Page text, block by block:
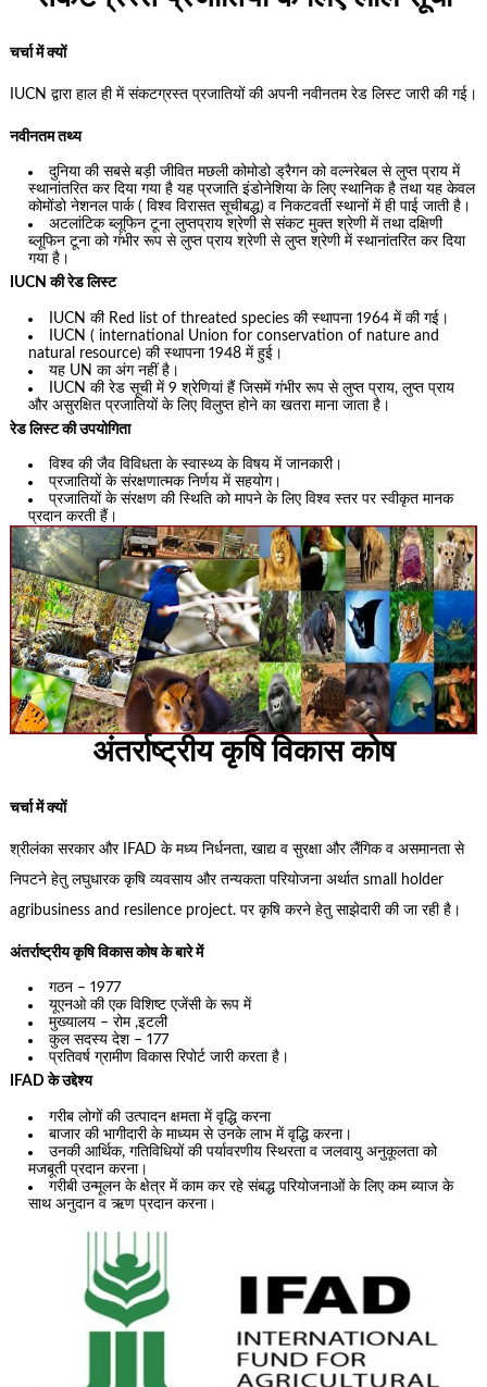
चर्चा में क्यों
IUCN द्वारा हाल ही में संकटग्रस्त प्रजातियों की अपनी नवीनतम रेड लिस्ट जारी की गई।
नवीनतम तथ्य
दुनिया की सबसे बड़ी जीवित मछली कोमोडो ड्रैगन को वल्नरेबल से लुप्त प्राय में
स्थानांतरित कर दिया गया है यह प्रजाति इंडोनेशिया के लिए स्थानिक है तथा यह केवल
कोमोंडो नेशनल पार्क ( विश्व विरासत सूचीबद्ध) व निकटवर्ती स्थानों में ही पाई जाती है।
अटलांटिक ब्लूफिन टूना लुप्तप्राय श्रेणी से संकट मुक्त श्रेणी में तथा दक्षिणी
ब्लूफिन टूना को गंभीर रूप से लुप्त प्राय श्रेणी से लुप्त श्रेणी में स्थानांतरित कर दिया
गया है।
IUCN की रेड लिस्ट
IUCN की Red list of threated species की स्थापना 1964 में की गई।
IUCN ( international Union for conservation of nature and
natural resource) की स्थापना 1948 में हुई।
यह UN का अंग नहीं है।
IUCN की रेड सूची में 9 श्रेणियां हैं जिसमें गंभीर रूप से लुप्त प्राय, लुप्त प्राय
और असुरक्षित प्रजातियों के लिए विलुप्त होने का खतरा माना जाता है।
रेड लिस्ट की उपयोगिता
विश्व की जैव विविधता के स्वास्थ्य के विषय में जानकारी।
प्रजातियों के संरक्षणात्मक निर्णय में सहयोग।
प्रजातियों के संरक्षण की स्थिति को मापने के लिए विश्व स्तर पर स्वीकृत मानक
प्रदान करती हैं।
अंतर्राष्ट्रीय कृषि विकास कोष
चर्चा में क्यों
श्रीलंका सरकार और IFAD के मध्य निर्धनता, खाद्य व सुरक्षा और लैंगिक व असमानता से
निपटने हेतु लघुधारक कृषि व्यवसाय और तन्यकता परियोजना अर्थात small holder
agribusiness and resilence project. पर कृषि करने हेतु साझेदारी की जा रही है।
अंतर्राष्ट्रीय कृषि विकास कोष के बारे में
गठन – 1977
यूएनओ की एक विशिष्ट एजेंसी के रूप में
मुख्यालय – रोम ,इटली
कुल सदस्य देश – 177
प्रतिवर्ष ग्रामीण विकास रिपोर्ट जारी करता है।
IFAD के उद्देश्य
गरीब लोगों की उत्पादन क्षमता में वृद्धि करना
बाजार की भागीदारी के माध्यम से उनके लाभ में वृद्धि करना।
उनकी आर्थिक, गतिविधियों की पर्यावरणीय स्थिरता व जलवायु अनुकूलता को
मजबूती प्रदान करना।
गरीबी उन्मूलन के क्षेत्र में काम कर रहे संबद्ध परियोजनाओं के लिए कम ब्याज के
साथ अनुदान व ऋण प्रदान करना।